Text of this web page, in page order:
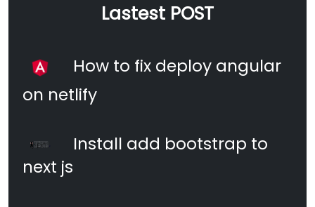
Lastest POST
How to fix deploy angular
on netlify
Install add bootstrap to
next js